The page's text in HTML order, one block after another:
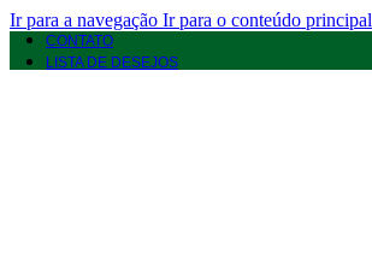
Ir para a navegação Ir para o conteúdo principal
CONTATO
LISTA DE DESEJOS